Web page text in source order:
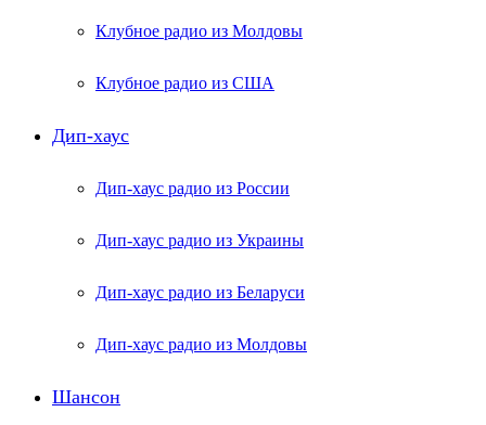
Клубное радио из Молдовы
Клубное радио из США
Дип-хаус
Дип-хаус радио из России
Дип-хаус радио из Украины
Дип-хаус радио из Беларуси
Дип-хаус радио из Молдовы
Шансон